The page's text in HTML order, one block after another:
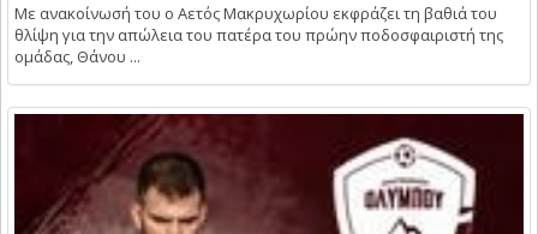
Με ανακοίνωσή του ο Αετός Μακρυχωρίου εκφράζει τη βαθιά του
θλίψη για την απώλεια του πατέρα του πρώην ποδοσφαιριστή της
ομάδας, Θάνου ...